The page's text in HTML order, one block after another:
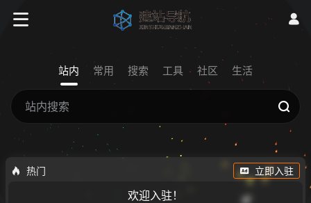
站内 常用 搜索 工具 社区 生活
热门 立即入驻
欢迎入驻！